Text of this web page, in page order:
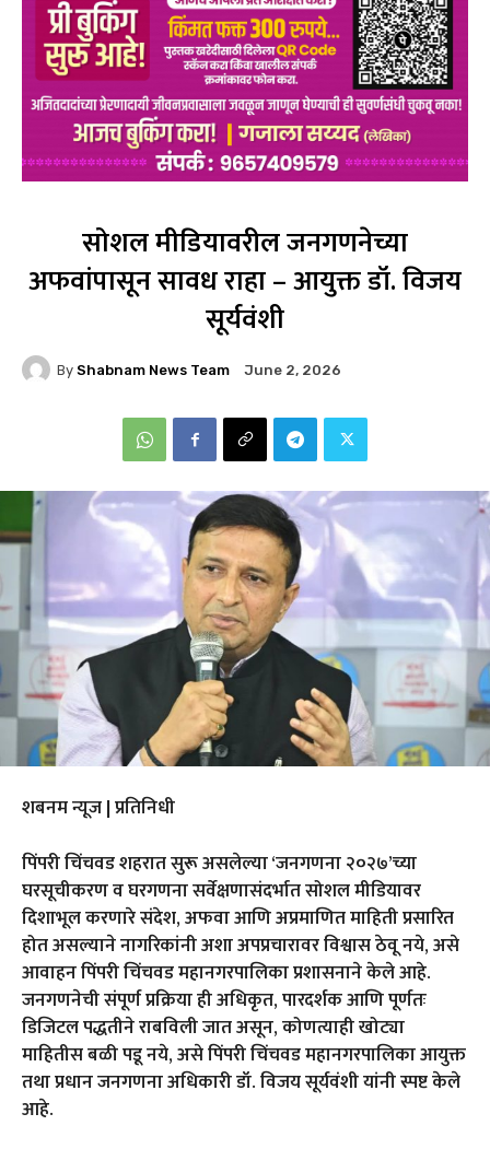
सोशल मीडियावरील जनगणनेच्या
अफवांपासून सावध राहा – आयुक्त डॉ. विजय
सूर्यवंशी
By Shabnam News Team June 2, 2026
शबनम न्यूज | प्रतिनिधी
पिंपरी चिंचवड शहरात सुरू असलेल्या ‘जनगणना २०२७’च्या
घरसूचीकरण व घरगणना सर्वेक्षणासंदर्भात सोशल मीडियावर
दिशाभूल करणारे संदेश, अफवा आणि अप्रमाणित माहिती प्रसारित
होत असल्याने नागरिकांनी अशा अपप्रचारावर विश्वास ठेवू नये, असे
आवाहन पिंपरी चिंचवड महानगरपालिका प्रशासनाने केले आहे.
जनगणनेची संपूर्ण प्रक्रिया ही अधिकृत, पारदर्शक आणि पूर्णतः
डिजिटल पद्धतीने राबविली जात असून, कोणत्याही खोट्या
माहितीस बळी पडू नये, असे पिंपरी चिंचवड महानगरपालिका आयुक्त
तथा प्रधान जनगणना अधिकारी डॉ. विजय सूर्यवंशी यांनी स्पष्ट केले
आहे.